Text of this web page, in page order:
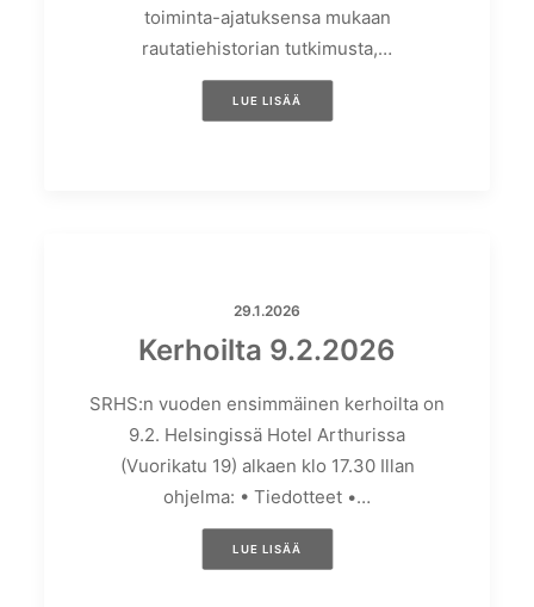
toiminta-ajatuksensa mukaan
rautatiehistorian tutkimusta,…
LUE LISÄÄ
29.1.2026
Kerhoilta 9.2.2026
SRHS:n vuoden ensimmäinen kerhoilta on
9.2. Helsingissä Hotel Arthurissa
(Vuorikatu 19) alkaen klo 17.30 Illan
ohjelma: • Tiedotteet •…
LUE LISÄÄ